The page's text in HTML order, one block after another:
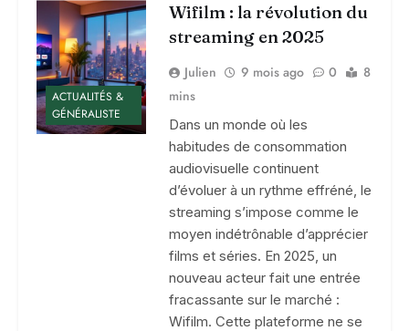
ACTUALITÉS &
GÉNÉRALISTE
Wifilm : la révolution du
streaming en 2025
Julien 9 mois ago 0
8
mins
Dans un monde où les
habitudes de consommation
audiovisuelle continuent
d’évoluer à un rythme effréné, le
streaming s’impose comme le
moyen indétrônable d’apprécier
films et séries. En 2025, un
nouveau acteur fait une entrée
fracassante sur le marché :
Wifilm. Cette plateforme ne se